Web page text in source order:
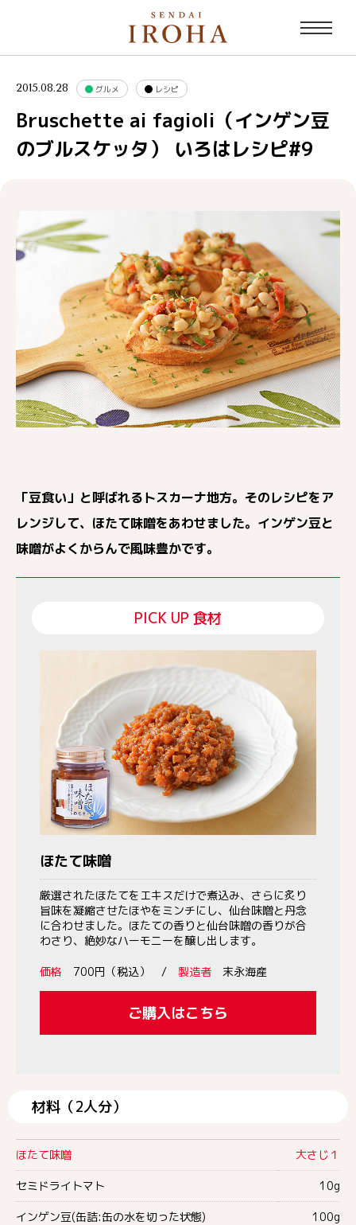
2015.08.28 グルメ レシピ
Bruschette ai fagioli（インゲン豆
のブルスケッタ） いろはレシピ#9
「豆食い」と呼ばれるトスカーナ地方。そのレシピをア
レンジして、ほたて味噌をあわせました。インゲン豆と
味噌がよくからんで風味豊かです。
PICK UP 食材
ほたて味噌
厳選されたほたてをエキスだけで煮込み、さらに炙り
旨味を凝縮させたほやをミンチにし、仙台味噌と丹念
に合わせました。ほたての香りと仙台味噌の香りが合
わさり、絶妙なハーモニーを醸し出します。
価格 700円（税込） / 製造者 末永海産
ご購入はこちら
材料（2人分）
ほたて味噌 大さじ１
セミドライトマト 10g
インゲン豆(缶詰:缶の水を切った状態) 100g